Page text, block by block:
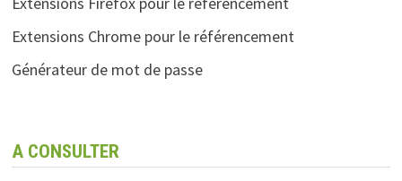
Extensions Chrome pour le référencement
Générateur de mot de passe
A CONSULTER